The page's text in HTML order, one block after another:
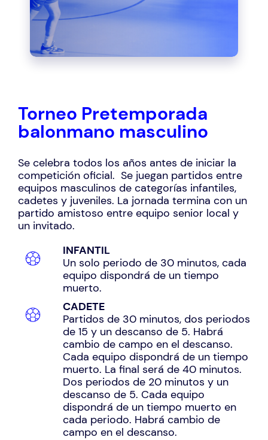
Torneo Pretemporada
balonmano masculino
Se celebra todos los años antes de iniciar la
competición oficial. Se juegan partidos entre
equipos masculinos de categorías infantiles,
cadetes y juveniles. La jornada termina con un
partido amistoso entre equipo senior local y
un invitado.
INFANTIL
Un solo periodo de 30 minutos, cada
equipo dispondrá de un tiempo
muerto.
CADETE
Partidos de 30 minutos, dos periodos
de 15 y un descanso de 5. Habrá
cambio de campo en el descanso.
Cada equipo dispondrá de un tiempo
muerto. La final será de 40 minutos.
Dos periodos de 20 minutos y un
descanso de 5. Cada equipo
dispondrá de un tiempo muerto en
cada periodo. Habrá cambio de
campo en el descanso.